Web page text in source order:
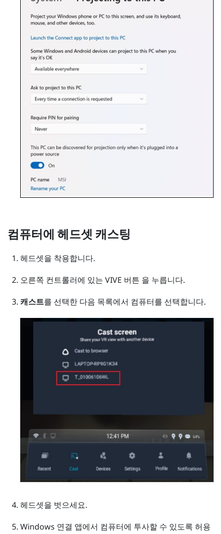
컴퓨터에 헤드셋 캐스팅
헤드셋을 착용합니다.
오른쪽 컨트롤러에 있는 VIVE 버튼 을 누릅니다.
캐스트를 선택한 다음 목록에서 컴퓨터를 선택합니다.
헤드셋을 벗으세요.
Windows 연결 앱에서 컴퓨터에 투사할 수 있도록 허용